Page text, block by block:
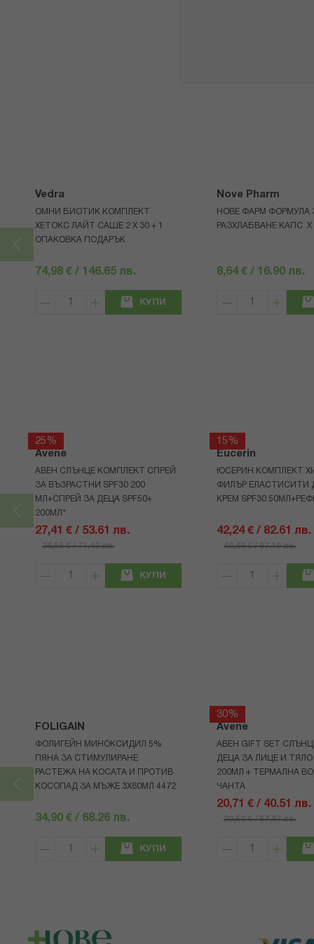
Vedra
ОМНИ БИОТИК КОМПЛЕКТ
ХЕТОКС ЛАЙТ САШЕ 2 X 30 + 1
ОПАКОВКА ПОДАРЪК
74,98 € / 146.65 лв.
КУПИ
Nove Pharm
НОВЕ ФАРМ ФОРМУЛА
РАЗХЛАБВАНЕ КАПС. Х
8,64 € / 16.90 лв.
25%
Avene
АВЕН СЛЪНЦЕ КОМПЛЕКТ СПРЕЙ
ЗА ВЪЗРАСТНИ SPF30 200
МЛ+СПРЕЙ ЗА ДЕЦА SPF50+
200МЛ*
27,41 € / 53.61 лв.
36,55 € / 71.49 лв.
КУПИ
15%
Eucerin
ЮСЕРИН КОМПЛЕКТ
ФИЛЪР ЕЛАСТИСИТИ
КРЕМ SPF30
42,24 € / 82.61 лв.
49,69 € / 97.19 лв.
FOLIGAIN
ФОЛИГЕЙН МИНОКСИДИЛ 5%
ПЯНА ЗА СТИМУЛИРАНЕ
РАСТЕЖА НА КОСАТА И ПРОТИВ
КОСОПАД ЗА МЪЖЕ 3X60МЛ 4472
34,90 € / 68.26 лв.
КУПИ
30%
Avene
АВЕН GIFT SET
ДЕЦА ЗА ЛИЦЕ И ТЯЛО
200МЛ + ТЕРМАЛНА
ЧАНТА
20,71 € / 40.51 лв.
29,59 € / 57.87 лв.